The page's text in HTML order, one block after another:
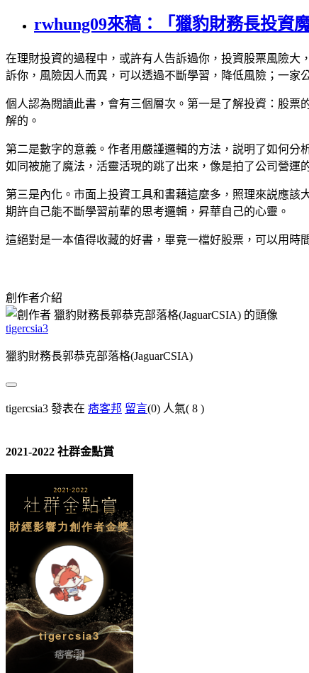
rwhung09來稿：「獵豹財務長投
在理財投資的過程中 ， 或許有人告訴過你，投資股票風險大
訴你，風險因人而異，可以透過不斷學習，降低風險；一家
個人認為閱讀此書，會有三個層次。第一是了解投資：股票
解的。
第二是數字的意義。作者用嚴謹邏輯的方法， 説明了如何分
如同被施了魔法，活靈活現的跳了出來，像是拍了公司營運
第三是內化。市面上投資工具和書藉這麼多，照理來説應該
期許自己能不斷學習前輩的思考邏輯，昇華自己的心靈。
這絕對是一本值得收藏的好書，畢竟一檔好股票，可以用 時
創作者介紹
tigercsia3
獵豹財務長郭恭克部落格(JaguarCSIA)
tigercsia3 發表在 痞客邦 留言(0) 人氣( 8 )
2021-2022 社群金點賞